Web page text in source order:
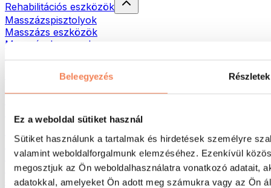
Beleegyezés Részletek
Ez a weboldal sütiket használ
Sütiket használunk a tartalmak és hirdetések személyre
valamint weboldalforgalmunk elemzéséhez. Ezenkívül
megosztjuk az Ön weboldalhasználatra vonatkozó adatait,
adatokkal, amelyeket Ön adott meg számukra vagy az Ön
Rehabilitációs eszközök
Masszázspisztolyok
Masszázs eszközök
Masszázshengerek
Táskák & hátizsákok
Hátizsákok
Futás
Küzdősportok
Kerékpározás
Jóga és pilates